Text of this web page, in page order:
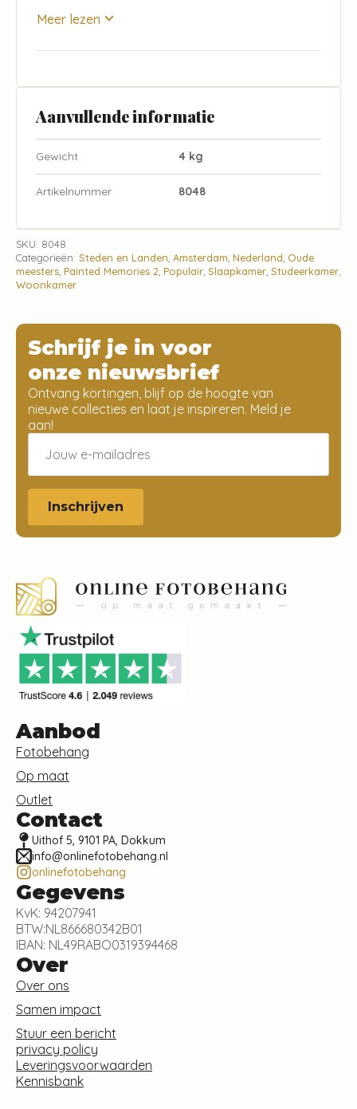
Meer lezen
Aanvullende informatie
Gewicht 4 kg
Artikelnummer 8048
SKU: 8048
Categorieën: Steden en Landen Amsterdam Nederland Oude
meesters Painted Memories 2 Populair Slaapkamer Studeerkamer
Woonkamer
Schrijf je in voor
onze nieuwsbrief
Ontvang kortingen, blijf op de hoogte van
nieuwe collecties en laat je inspireren. Meld je
aan!
Email
Inschrijven
Aanbod
Fotobehang
Op maat
Outlet
Contact
Uithof 5, 9101 PA, Dokkum
info@onlinefotobehang.nl
onlinefotobehang
Gegevens
KvK: 94207941
BTW:NL866680342B01
IBAN: NL49RABO0319394468
Over
Over ons
Samen impact
Stuur een bericht
privacy policy
Leveringsvoorwaarden
Kennisbank